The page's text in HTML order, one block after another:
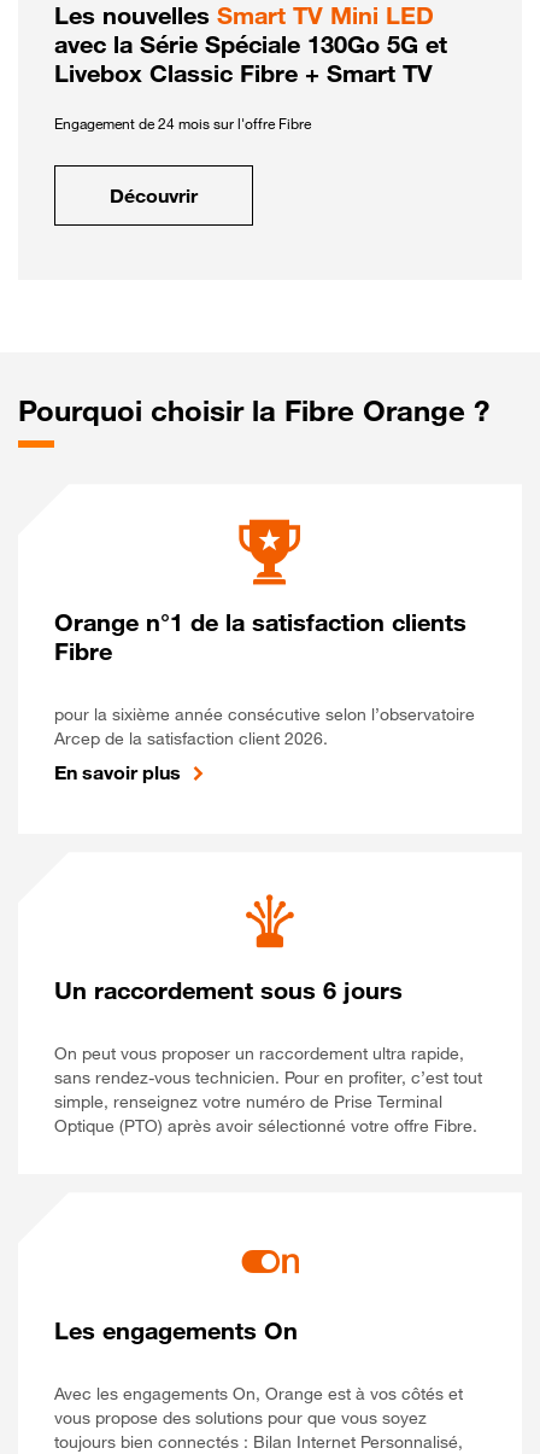
Les nouvelles Smart TV Mini LED
avec la Série Spéciale 130Go 5G et
Livebox Classic Fibre + Smart TV
Engagement de 24 mois sur l'offre Fibre
Découvrir
Pourquoi choisir la Fibre Orange ?
Orange n°1 de la satisfaction clients
Fibre
pour la sixième année consécutive selon l’observatoire
Arcep de la satisfaction client 2026.
En savoir plus
Un raccordement sous 6 jours
On peut vous proposer un raccordement ultra rapide,
sans rendez-vous technicien. Pour en profiter, c’est tout
simple, renseignez votre numéro de Prise Terminal
Optique (PTO) après avoir sélectionné votre offre Fibre.
Les engagements On
Avec les engagements On, Orange est à vos côtés et
vous propose des solutions pour que vous soyez
toujours bien connectés : Bilan Internet Personnalisé,